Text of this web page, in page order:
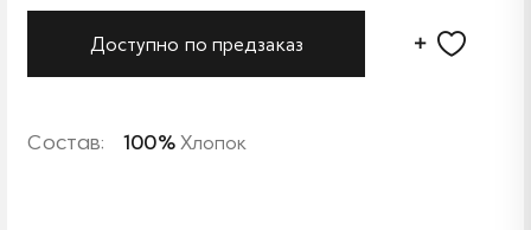
Доступно по предзаказ
Состав: 100%Хлопок